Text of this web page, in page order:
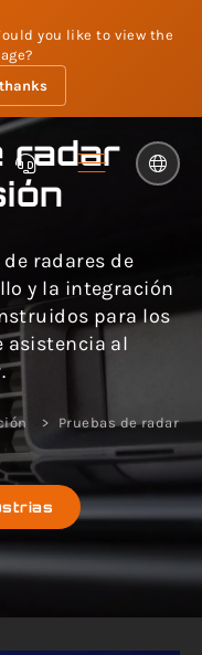
you like to view the
radar
radares de
y la integración
para los
asistencia al
Pruebas de radar